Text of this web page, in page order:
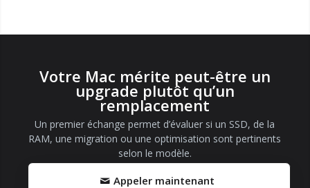
Votre Mac mérite peut-être un
upgrade plutôt qu’un
remplacement
Un premier échange permet d’évaluer si un SSD, de la
RAM, une migration ou une optimisation sont pertinents
selon le modèle.
Appeler maintenant